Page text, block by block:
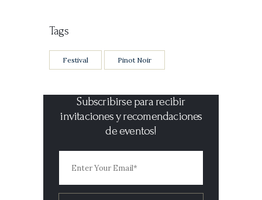
Tags
Festival Pinot Noir
Subscribirse para recibir
invitaciones y recomendaciones
de eventos!